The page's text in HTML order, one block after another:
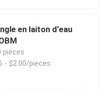
en laiton d'eau
pièces
- $2.00/pieces